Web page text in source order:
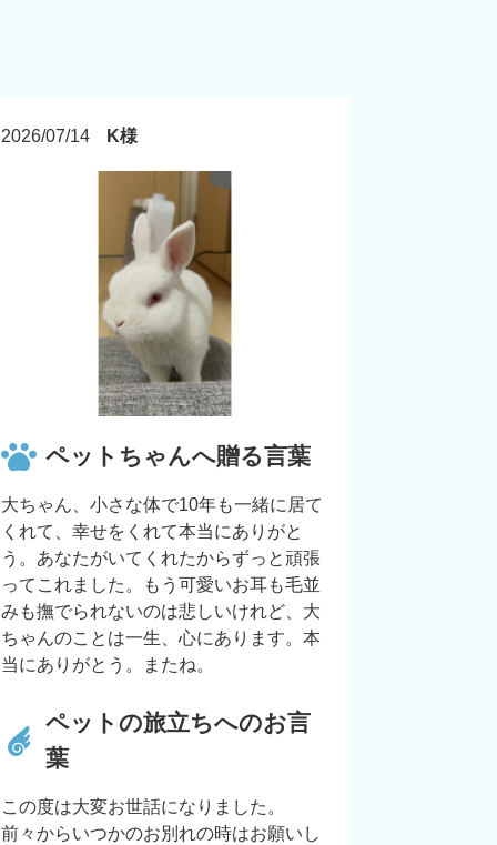
2026/07/14 K様
ペットちゃんへ贈る言葉
大ちゃん、小さな体で10年も一緒に居て
くれて、幸せをくれて本当にありがと
う。あなたがいてくれたからずっと頑張
ってこれました。もう可愛いお耳も毛並
みも撫でられないのは悲しいけれど、大
ちゃんのことは一生、心にあります。本
当にありがとう。またね。
ペットの旅立ちへのお言
葉
この度は大変お世話になりました。
前々からいつかのお別れの時はお願いし